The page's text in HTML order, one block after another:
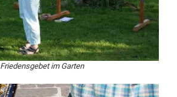
Friedensgebet im Garten